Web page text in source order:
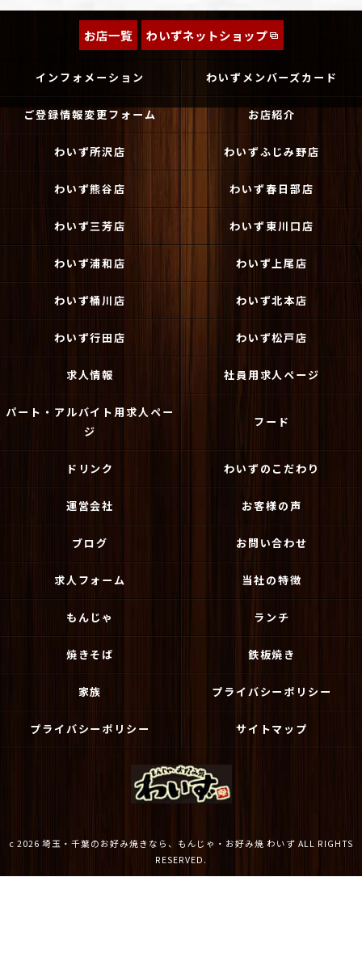
お店一覧 わいずネットショップ
インフォメーション わいずメンバーズカード
ご登録情報変更フォーム お店紹介
わいず所沢店 わいずふじみ野店
わいず熊谷店 わいず春日部店
わいず三芳店 わいず東川口店
わいず浦和店 わいず上尾店
わいず桶川店 わいず北本店
わいず行田店 わいず松戸店
求人情報 社員用求人ページ
パート・アルバイト用求人ペー
ジ
フード
ドリンク わいずのこだわり
運営会社 お客様の声
ブログ お問い合わせ
求人フォーム 当社の特徴
もんじゃ ランチ
焼きそば 鉄板焼き
家族 プライバシーポリシー
プライバシーポリシー サイトマップ
c 2026 埼玉・千葉のお好み焼きなら、もんじゃ・お好み焼 わいず ALL RIGHTS
RESERVED.